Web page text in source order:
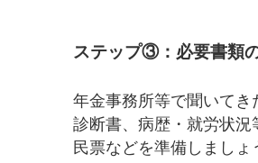
ステップ③：必要書類
年金事務所等で聞いてき
診断書、病歴・就労状況
民票などを準備しましょ